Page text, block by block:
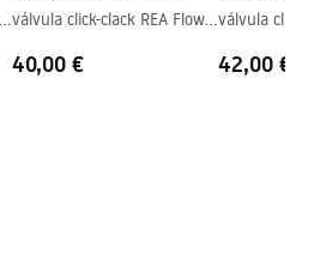
válvula click-clack REA Flow
40,00 €
válvula click-
42,00 €